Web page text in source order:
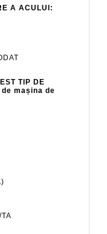
A ACULUI:
TIP DE
mașina de